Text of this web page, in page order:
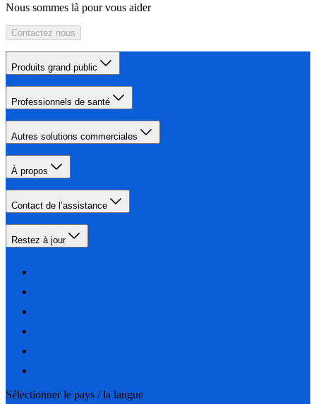
Nous sommes là pour vous aider
Contactez nous
Produits grand public
Professionnels de santé
Autres solutions commerciales
À propos
Contact de l’assistance
Restez à jour
Sélectionner le pays / la langue